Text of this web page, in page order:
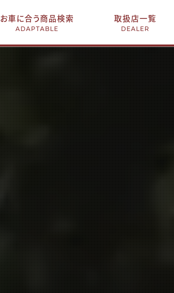
お車に合う商品検索
ADAPTABLE
取扱店一覧
DEALER